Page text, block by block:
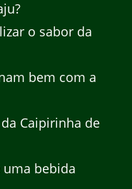
o sabor da
bem com a
Caipirinha de
uma bebida